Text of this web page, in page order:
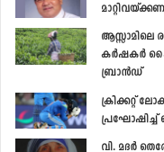
ആസ്സാമിലെ
കര്‍ഷകര്‍
ബ്രാന്‍ഡ്
ക്രിക്കറ്റ്
പ്രഘോഷിച്ച്
വി. മദര്‍